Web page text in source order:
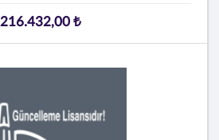
216.432,00 ₺